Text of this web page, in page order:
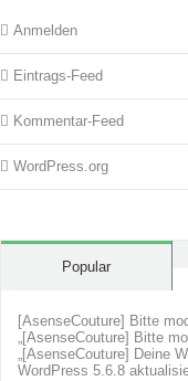
Anmelden
Eintrags-Feed
Kommentar-Feed
WordPress.org
Popular
[AsenseCouture] Bitte
„[AsenseCouture] Bitte
„[AsenseCouture] Deine
WordPress 5.6.8